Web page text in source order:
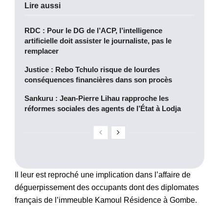
Lire aussi
RDC : Pour le DG de l’ACP, l’intelligence
artificielle doit assister le journaliste, pas le
remplacer
Justice : Rebo Tchulo risque de lourdes
conséquences financières dans son procès
Sankuru : Jean-Pierre Lihau rapproche les
réformes sociales des agents de l’État à Lodja
Il leur est reproché une implication dans l’affaire de
déguerpissement des occupants dont des diplomates
français de l’immeuble Kamoul Résidence à Gombe.